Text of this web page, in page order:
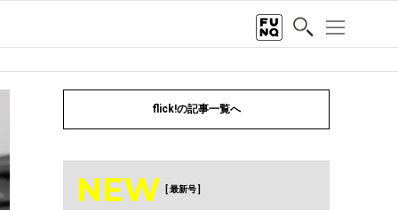
flick!の記事一覧へ
NEW [ 最新号 ]